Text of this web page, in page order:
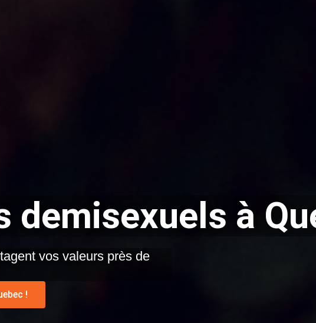
demisexuels à
vos valeurs près de
!